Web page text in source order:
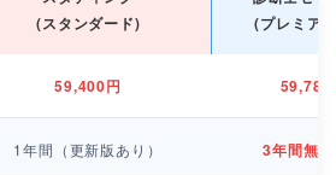
(スタンダード)
(プレミア
59,400円 59,780
1年間（更新版あり） 3年間無